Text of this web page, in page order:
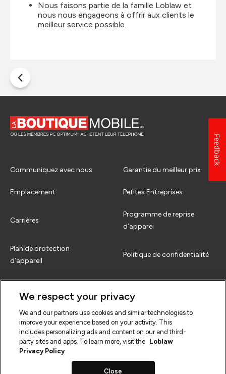
Nous faisons partie de la famille Loblaw et
nous nous engageons à offrir aux clients le
meilleur service possible.
Communiquez avec nous Garantie du meilleur prix
Emplacement Petites Entreprises
Carrières
Programme de reprise
d’apparei
Plan de protection
d’appareil
Politique de confidentialité
Comment échanger Termes et conditions
We respect your privacy
We and our partners use cookies and similar technologies to
improve your experience based on your activity. This
includes personalizing ads and content on our and third-
party sites and apps. To learn more, visit the
Loblaw
Privacy Policy
Close
Feedback